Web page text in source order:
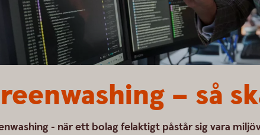
– så
- när ett bolag felaktigt påstår sig vara